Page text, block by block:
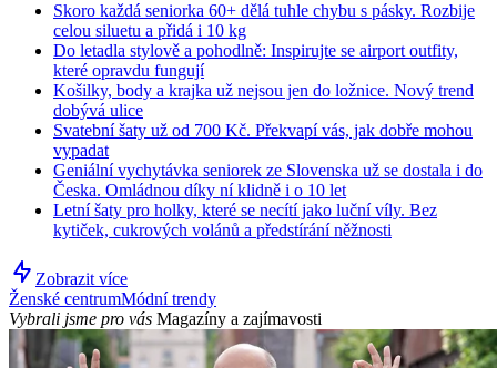
Skoro každá seniorka 60+ dělá tuhle chybu s pásky. Rozbije
celou siluetu a přidá i 10 kg
Do letadla stylově a pohodlně: Inspirujte se airport outfity,
které opravdu fungují
Košilky, body a krajka už nejsou jen do ložnice. Nový trend
dobývá ulice
Svatební šaty už od 700 Kč. Překvapí vás, jak dobře mohou
vypadat
Geniální vychytávka seniorek ze Slovenska už se dostala i do
Česka. Omládnou díky ní klidně i o 10 let
Letní šaty pro holky, které se necítí jako luční víly. Bez
kytiček, cukrových volánů a předstírání něžnosti
Zobrazit více
Ženské centrumMódní trendy
Vybrali jsme pro vás Magazíny a zajímavosti